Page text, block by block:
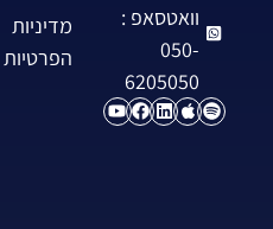
וואטסאפ :
050-
6205050
מדיניות
הפרטיות